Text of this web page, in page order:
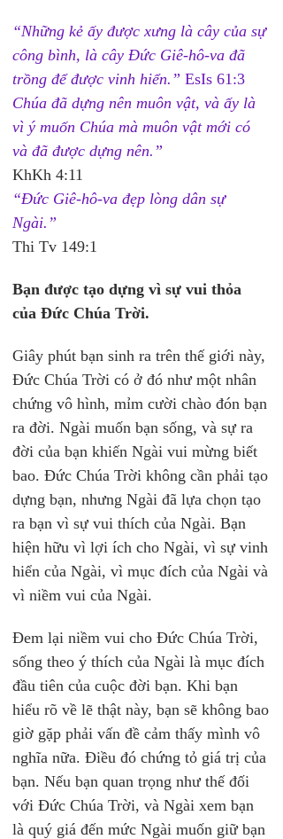
“Những kẻ ấy được xưng là cây của sự
công bình, là cây Đức Giê-hô-va đã
trồng để được vinh hiển.” EsIs 61:3
Chúa đã dựng nên muôn vật, và ấy là
vì ý muốn Chúa mà muôn vật mới có
và đã được dựng nên.”
KhKh 4:11
“Đức Giê-hô-va đẹp lòng dân sự
Ngài.”
Thi Tv 149:1
Bạn được tạo dựng vì sự vui thỏa
của Đức Chúa Trời.
Giây phút bạn sinh ra trên thế giới này,
Đức Chúa Trời có ở đó như một nhân
chứng vô hình, mỉm cười chào đón bạn
ra đời. Ngài muốn bạn sống, và sự ra
đời của bạn khiến Ngài vui mừng biết
bao. Đức Chúa Trời không cần phải tạo
dựng bạn, nhưng Ngài đã lựa chọn tạo
ra bạn vì sự vui thích của Ngài. Bạn
hiện hữu vì lợi ích cho Ngài, vì sự vinh
hiển của Ngài, vì mục đích của Ngài và
vì niềm vui của Ngài.
Đem lại niềm vui cho Đức Chúa Trời,
sống theo ý thích của Ngài là mục đích
đầu tiên của cuộc đời bạn. Khi bạn
hiểu rõ về lẽ thật này, bạn sẽ không bao
giờ gặp phải vấn đề cảm thấy mình vô
nghĩa nữa. Điều đó chứng tỏ giá trị của
bạn. Nếu bạn quan trọng như thế đối
với Đức Chúa Trời, và Ngài xem bạn
là quý giá đến mức Ngài muốn giữ bạn